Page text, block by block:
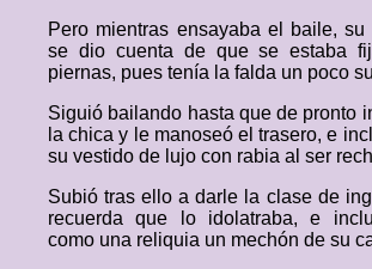
Pero mientras ensayaba el baile, su
se dio cuenta de que se estaba
piernas, pues tenía la falda un poco
Siguió bailando hasta que de pronto
la chica y le manoseó el trasero, e
su vestido de lujo con rabia al ser
Subió tras ello a darle la clase de
recuerda que lo idolatraba, e
como una reliquia un mechón de su